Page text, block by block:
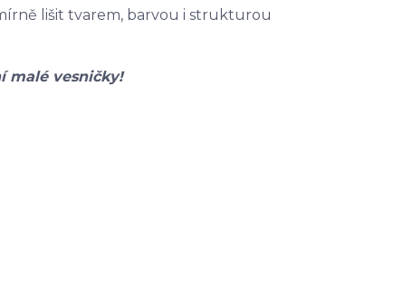
lišit tvarem, barvou i strukturou
malé vesničky!